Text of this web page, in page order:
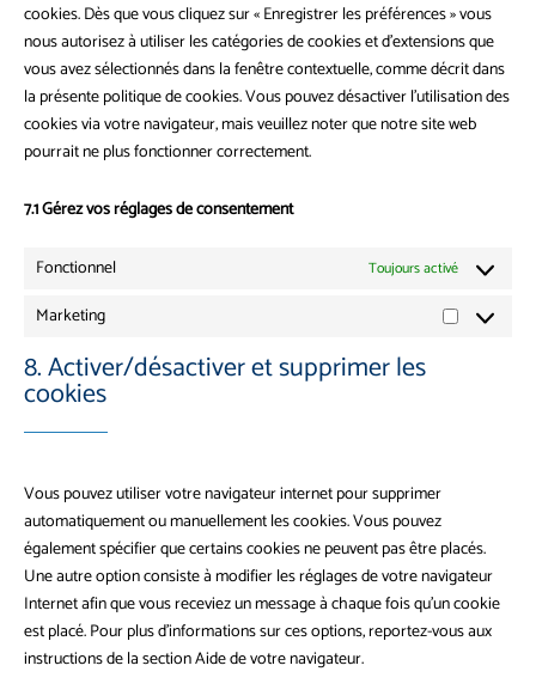
cookies. Dès que vous cliquez sur « Enregistrer les préférences » vous
nous autorisez à utiliser les catégories de cookies et d’extensions que
vous avez sélectionnés dans la fenêtre contextuelle, comme décrit dans
la présente politique de cookies. Vous pouvez désactiver l’utilisation des
cookies via votre navigateur, mais veuillez noter que notre site web
pourrait ne plus fonctionner correctement.
7.1 Gérez vos réglages de consentement
Fonctionnel Toujours activé
Marketing Marketing
8. Activer/désactiver et supprimer les
cookies
Vous pouvez utiliser votre navigateur internet pour supprimer
automatiquement ou manuellement les cookies. Vous pouvez
également spécifier que certains cookies ne peuvent pas être placés.
Une autre option consiste à modifier les réglages de votre navigateur
Internet afin que vous receviez un message à chaque fois qu’un cookie
est placé. Pour plus d’informations sur ces options, reportez-vous aux
instructions de la section Aide de votre navigateur.